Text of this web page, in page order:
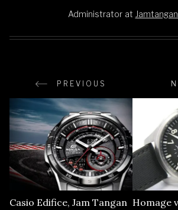
Administrator at
PREVIOUS
Casio Edifice, Jam Tangan Homage